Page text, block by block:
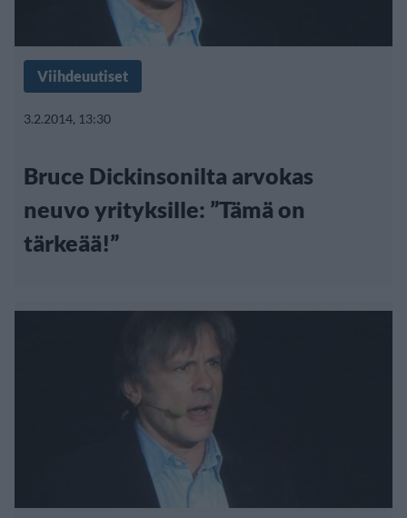
Viihdeuutiset
3.2.2014, 13:30
Bruce Dickinsonilta arvokas
neuvo yrityksille: ”Tämä on
tärkeää!”